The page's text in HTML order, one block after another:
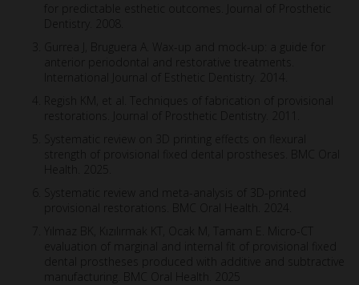
for predictable esthetic outcomes. Journal of Prosthetic
Dentistry. 2008.
Gurrea J, Bruguera A. Wax-up and mock-up: a guide for
anterior periodontal and restorative treatments.
International Journal of Esthetic Dentistry. 2014.
Regish KM, et al. Techniques of fabrication of provisional
restorations. Journal of Prosthetic Dentistry. 2011.
Systematic review on 3D printing effects on flexural
strength of provisional fixed dental prostheses. BMC Oral
Health. 2025.
Systematic review and meta-analysis of 3D-printed
provisional restorations. BMC Oral Health. 2024.
Yılmaz BK, Kızılırmak KT, Ocak M, Tamam E. Micro-CT
evaluation of marginal and internal fit of provisional fixed
dental prostheses produced with additive and subtractive
manufacturing. BMC Oral Health. 2025